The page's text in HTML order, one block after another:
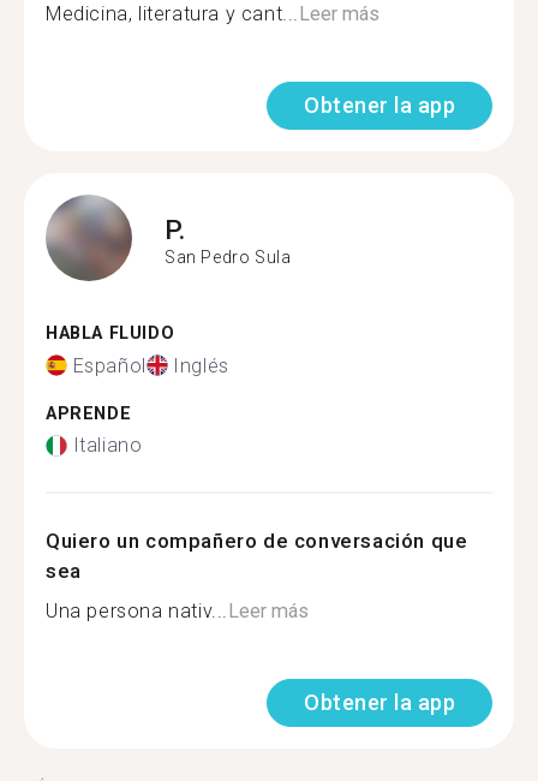
Medicina, literatura y cant...Leer más
Obtener la app
P.
San Pedro Sula
HABLA FLUIDO
Español Inglés
APRENDE
Italiano
Quiero un compañero de conversación que
sea
Una persona nativ...Leer más
Obtener la app